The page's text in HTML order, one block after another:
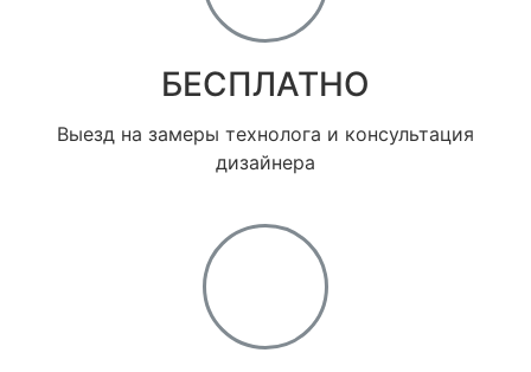
БЕСПЛАТНО
Выезд на замеры технолога и консультация
дизайнера